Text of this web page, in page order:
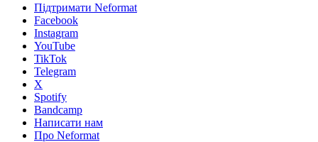
Підтримати Neformat
Facebook
Instagram
YouTube
TikTok
Telegram
X
Spotify
Bandcamp
Написати нам
Про Neformat